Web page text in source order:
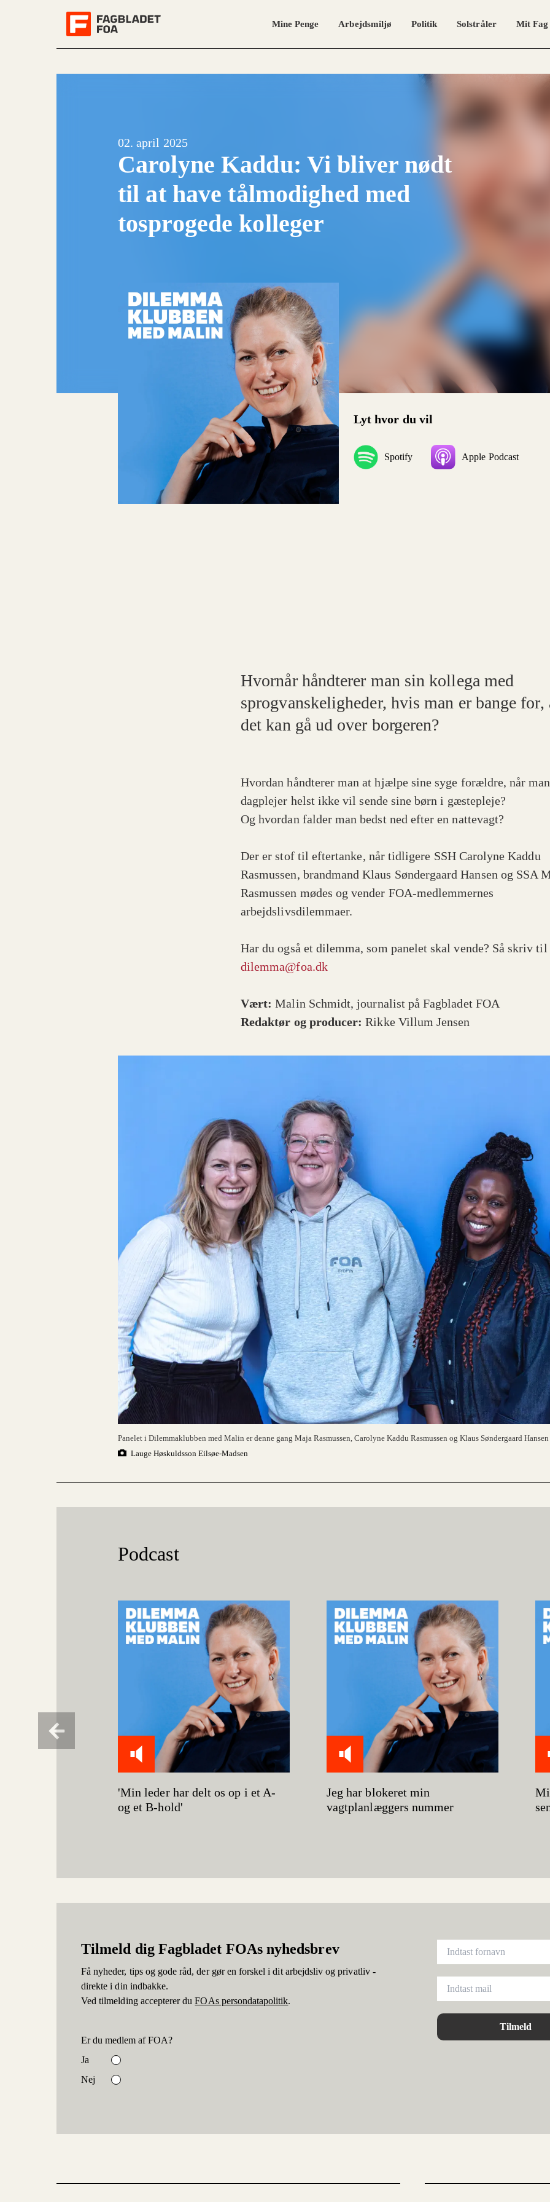
Mine Penge Arbejdsmiljø Politik Solstråler Mit Fag
Carolyne Kaddu: Vi bliver nødt
til at have tålmodighed med
tosprogede kolleger
02. april 2025
Lyt hvor du vil
Spotify Apple Podcast
Hvornår håndterer man sin kollega med
sprogvanskeligheder, hvis man er bange for,
det kan gå ud over borgeren?
Hvordan håndterer man at hjælpe sine syge forældre, når
dagplejer helst ikke vil sende sine børn i gæstepleje?
Og hvordan falder man bedst ned efter en nattevagt?
Der er stof til eftertanke, når tidligere SSH Carolyne Kaddu
Rasmussen, brandmand Klaus Søndergaard Hansen og SSA
Rasmussen mødes og vender FOA-medlemmernes
arbejdslivsdilemmaer.
Har du også et dilemma, som panelet skal vende? Så skriv til
dilemma@foa.dk
Vært:Malin Schmidt, journalist på Fagbladet FOA
Redaktør og producer:Rikke Villum Jensen
Panelet i Dilemmaklubben med Malin er denne gang Maja Rasmussen, Carolyne Kaddu Rasmussen og Klaus Søndergaard Hansen
Lauge Høskuldsson Eilsøe-Madsen
Podcast
'Min leder har delt os op i et A-
og et B-hold'
Jeg har blokeret min
vagtplanlæggers nummer
Tilmeld dig Fagbladet FOAs nyhedsbrev
Få nyheder, tips og gode råd, der gør en forskel i dit arbejdsliv og privatliv -
direkte i din indbakke.
Ved tilmelding accepterer duFOAs persondatapolitik.
Er du medlem af FOA?
Ja
Nej
Tilmeld